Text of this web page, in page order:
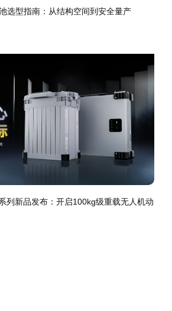
选型指南：从结构空间到安全量产
列新品发布：开启100kg级重载无人机动